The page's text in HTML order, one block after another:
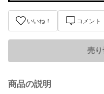
いいね！ コメント
売り
商品の説明